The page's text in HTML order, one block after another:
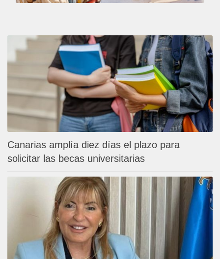
Canarias amplía diez días el plazo para
solicitar las becas universitarias